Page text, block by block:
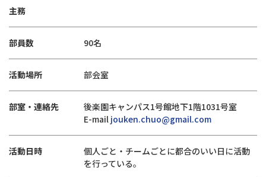
主務
部員数 90名
活動場所 部会室
部室・連絡先
後楽園キャンパス1号館地下1階1031号室
E-mail jouken.chuo@gmail.com
活動日時
個人ごと・チームごとに都合のいい日に活動
を行っている。